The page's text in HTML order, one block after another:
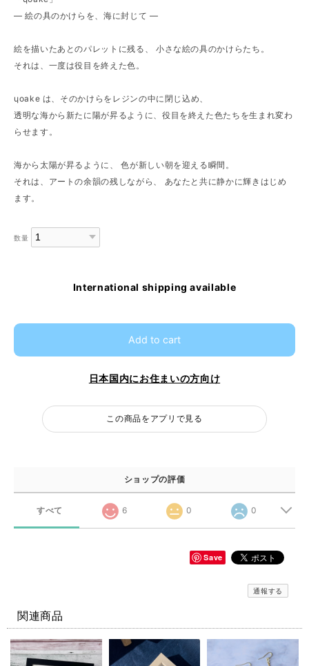
― 絵の具のかけらを、海に封じて ―
絵を描いたあとのパレットに残る、 小さな絵の具のかけらたち。
それは、一度は役目を終えた色。
ɥoake は、そのかけらをレジンの中に閉じ込め、
透明な海から新たに陽が昇るように、役目を終えた色たちを生まれ変わ
らせます。
海から太陽が昇るように、 色が新しい朝を迎える瞬間。
それは、アートの余韻の残しながら、 あなたと共に静かに輝きはじめ
ます。
数量
International shipping available
Add to cart
日本国内にお住まいの方向け
この商品をアプリで見る
ショップの評価
すべて 6 0 0
Save
通報する
関連商品